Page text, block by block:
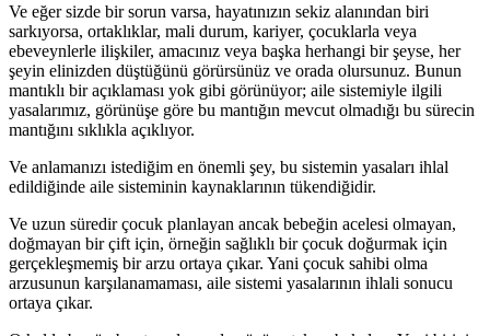
Ve eğer sizde bir sorun varsa, hayatınızın sekiz alanından biri
sarkıyorsa, ortaklıklar, mali durum, kariyer, çocuklarla veya
ebeveynlerle ilişkiler, amacınız veya başka herhangi bir şeyse, her
şeyin elinizden düştüğünü görürsünüz ve orada olursunuz. Bunun
mantıklı bir açıklaması yok gibi görünüyor; aile sistemiyle ilgili
yasalarımız, görünüşe göre bu mantığın mevcut olmadığı bu sürecin
mantığını sıklıkla açıklıyor.
Ve anlamanızı istediğim en önemli şey, bu sistemin yasaları ihlal
edildiğinde aile sisteminin kaynaklarının tükendiğidir.
Ve uzun süredir çocuk planlayan ancak bebeğin acelesi olmayan,
doğmayan bir çift için, örneğin sağlıklı bir çocuk doğurmak için
gerçekleşmemiş bir arzu ortaya çıkar. Yani çocuk sahibi olma
arzusunun karşılanamaması, aile sistemi yasalarının ihlali sonucu
ortaya çıkar.